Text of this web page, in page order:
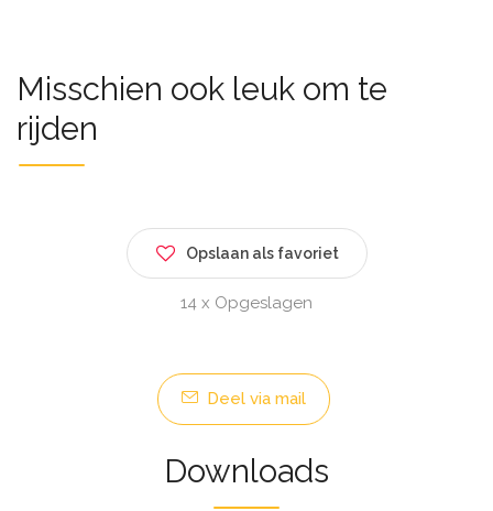
Misschien ook leuk om te
rijden
Opslaan als favoriet
14 x Opgeslagen
Deel via mail
Downloads